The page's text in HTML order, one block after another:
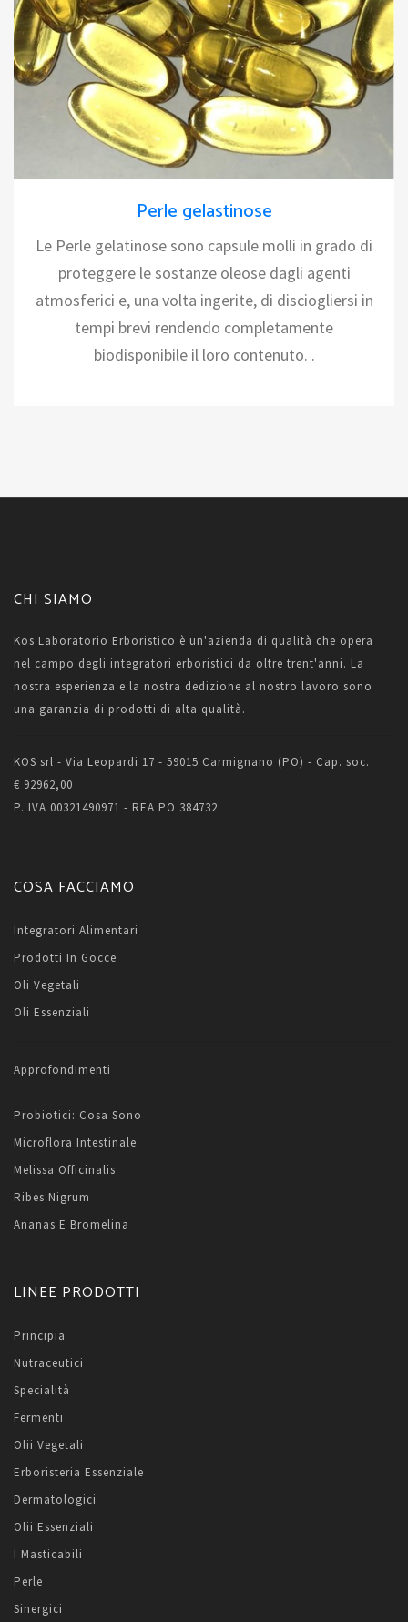
Perle gelastinose
Le Perle gelatinose sono capsule molli in grado di
proteggere le sostanze oleose dagli agenti
atmosferici e, una volta ingerite, di disciogliersi in
tempi brevi rendendo completamente
biodisponibile il loro contenuto. .
CHI SIAMO
Kos Laboratorio Erboristico è un'azienda di qualità che opera
nel campo degli integratori erboristici da oltre trent'anni. La
nostra esperienza e la nostra dedizione al nostro lavoro sono
una garanzia di prodotti di alta qualità.
KOS srl - Via Leopardi 17 - 59015 Carmignano (PO) - Cap. soc.
€ 92962,00
P. IVA 00321490971 - REA PO 384732
COSA FACCIAMO
Integratori Alimentari
Prodotti In Gocce
Oli Vegetali
Oli Essenziali
Approfondimenti
Probiotici: Cosa Sono
Microflora Intestinale
Melissa Officinalis
Ribes Nigrum
Ananas E Bromelina
LINEE PRODOTTI
Principia
Nutraceutici
Specialità
Fermenti
Olii Vegetali
Erboristeria Essenziale
Dermatologici
Olii Essenziali
I Masticabili
Perle
Sinergici